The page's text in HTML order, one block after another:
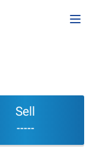
Sell
-----